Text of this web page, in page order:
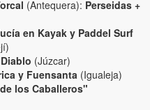
(Antequera): Perseidas +
en Kayak y Paddel Surf
(Júzcar)
y Fuensanta (Igualeja)
los Caballeros"